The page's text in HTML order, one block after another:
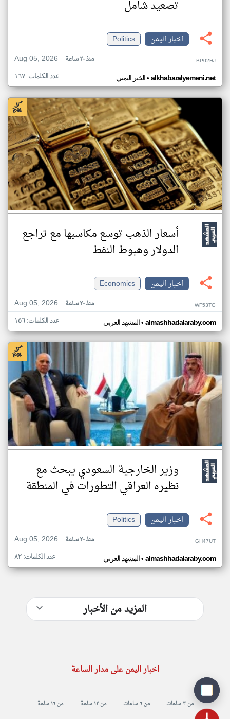
تصعيد شامل
اخبار اليمن
Politics
Aug 05, 2026
منذ ٢٠ ساعة BP02HJ
الخبر اليمني• alkhabaralyemeni.net عدد الكلمات: ١٦٧
أسعار الذهب توسع مكاسبها مع تراجع
الدولار وهبوط النفط
اخبار اليمن
Economics
Aug 05, 2026
منذ ٢٠ ساعة WF53TG
المشهد العربي• almashhadalaraby.com عدد الكلمات: ١٥٦
وزير الخارجية السعودي يبحث مع
نظيره العراقي التطورات في المنطقة
اخبار اليمن
Politics
Aug 05, 2026
منذ ٢٠ ساعة GH47UT
المشهد العربي• almashhadalaraby.com عدد الكلمات: ٨٢
المزيد من الأخبار
اخبار اليمن على مدار الساعة
من ٣ ساعات من ٦ ساعات من ١٢ ساعة من ١٦ ساعة